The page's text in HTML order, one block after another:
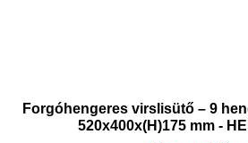
Forgóhengeres virslisütő – 9
520x400x(H)175 mm -